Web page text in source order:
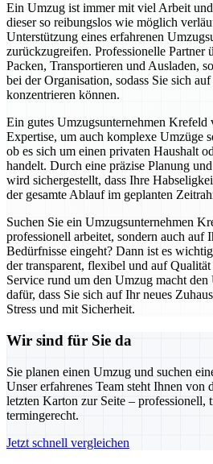
Ein Umzug ist immer mit viel Arbeit
dieser so reibungslos wie möglich
Unterstützung eines erfahrenen
zurückzugreifen. Professionelle Partner
Packen, Transportieren und Ausladen,
bei der Organisation, sodass Sie sich
konzentrieren können.
Ein gutes Umzugsunternehmen
Expertise, um auch komplexe Umzüge
ob es sich um einen privaten Haushalt
handelt. Durch eine präzise Planung
wird sichergestellt, dass Ihre
der gesamte Ablauf im geplanten
Suchen Sie ein Umzugsunternehmen
professionell arbeitet, sondern auch auf
Bedürfnisse eingeht? Dann ist es
der transparent, flexibel und auf
Service rund um den Umzug macht
dafür, dass Sie sich auf Ihr neues
Stress und mit Sicherheit.
Wir sind für Sie da
Sie planen einen Umzug und suchen
Unser erfahrenes Team steht Ihnen von
letzten Karton zur Seite – professionell,
termingerecht.
Jetzt schnell vergleichen